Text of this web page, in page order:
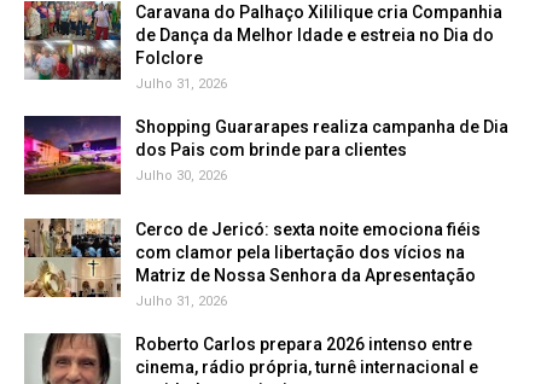
Caravana do Palhaço Xililique cria Companhia
de Dança da Melhor Idade e estreia no Dia do
Folclore
Julho 31, 2026
Shopping Guararapes realiza campanha de Dia
dos Pais com brinde para clientes
Julho 30, 2026
Cerco de Jericó: sexta noite emociona fiéis
com clamor pela libertação dos vícios na
Matriz de Nossa Senhora da Apresentação
Julho 31, 2026
Roberto Carlos prepara 2026 intenso entre
cinema, rádio própria, turnê internacional e